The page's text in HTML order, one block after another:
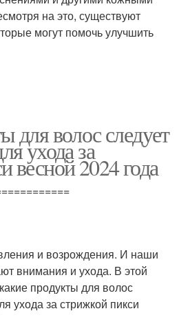
на это, существуют
могут помочь улучшить
для волос следует
ухода за
весной 2024 года
и возрождения. И наши
внимания и ухода. В этой
продукты для волос
ухода за стрижкой пикси